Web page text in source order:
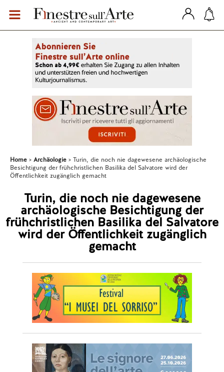
Home Archäologie
Turin, die noch nie dagewesene archäologische
Besichtigung der frühchristlichen Basilika del Salvatore wird der
Öffentlichkeit zugänglich gemacht
Turin, die noch nie dagewesene
archäologische Besichtigung der
frühchristlichen Basilika del Salvatore
wird der Öffentlichkeit zugänglich
gemacht